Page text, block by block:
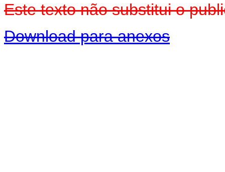
Este texto não substitui o
Download para anexos